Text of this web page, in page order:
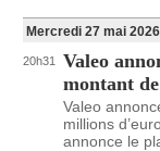
Mercredi 27 mai 2026
20h31
Valeo
montant
Valeo
millions
annonce le